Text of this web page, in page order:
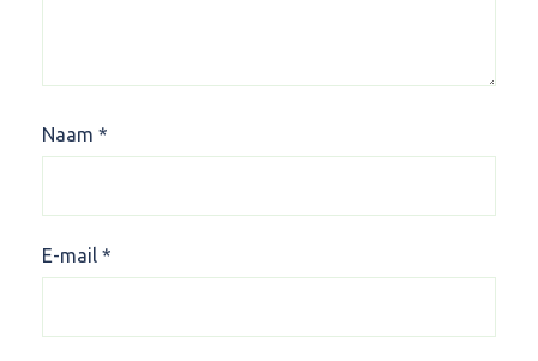
Naam *
E-mail *